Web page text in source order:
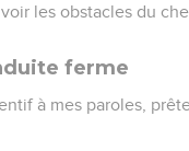
les obstacles du
ferme
à mes paroles,